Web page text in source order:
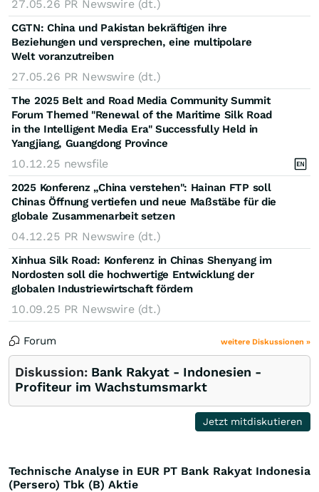
27.05.26 PR Newswire (dt.)
CGTN: China und Pakistan bekräftigen ihre
Beziehungen und versprechen, eine multipolare
Welt voranzutreiben
27.05.26 PR Newswire (dt.)
The 2025 Belt and Road Media Community Summit
Forum Themed "Renewal of the Maritime Silk Road
in the Intelligent Media Era" Successfully Held in
Yangjiang, Guangdong Province
10.12.25 newsfile
2025 Konferenz „China verstehen": Hainan FTP soll
Chinas Öffnung vertiefen und neue Maßstäbe für die
globale Zusammenarbeit setzen
04.12.25 PR Newswire (dt.)
Xinhua Silk Road: Konferenz in Chinas Shenyang im
Nordosten soll die hochwertige Entwicklung der
globalen Industriewirtschaft fördern
10.09.25 PR Newswire (dt.)
Forum weitere Diskussionen »
Diskussion: Bank Rakyat - Indonesien -
Profiteur im Wachstumsmarkt
Jetzt mitdiskutieren
Technische Analyse in EUR PT Bank Rakyat Indonesia
(Persero) Tbk (B) Aktie